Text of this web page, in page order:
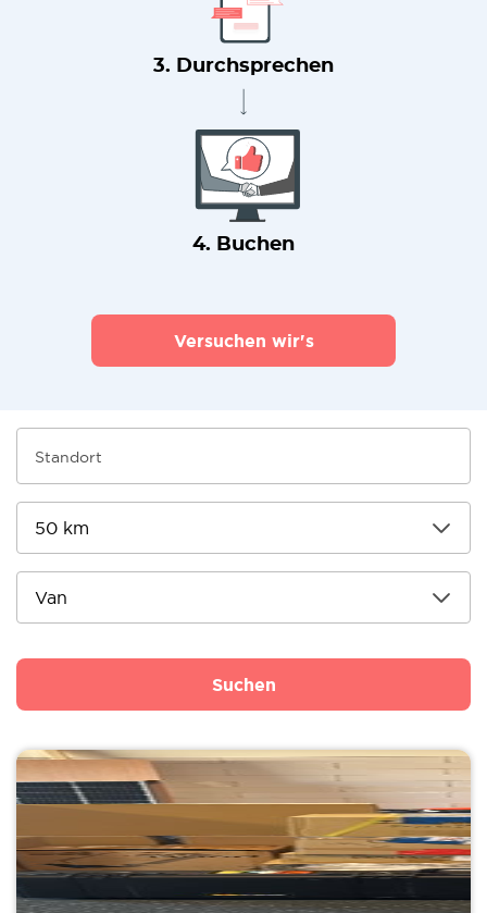
3. Durchsprechen
4. Buchen
Versuchen wir's
Suchen